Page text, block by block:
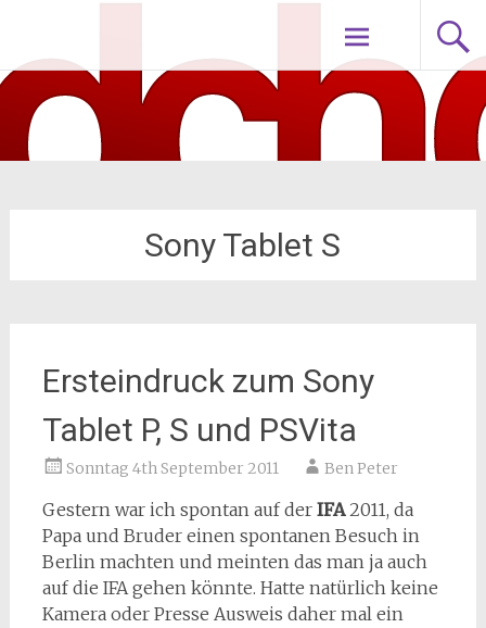
springen
Sony Tablet S
Ersteindruck zum Sony
Tablet P, S und PSVita
Sonntag 4th September 2011 Ben Peter
Gestern war ich spontan auf der IFA2011, da
Papa und Bruder einen spontanen Besuch in
Berlin machten und meinten das man ja auch
auf die IFA gehen könnte. Hatte natürlich keine
Kamera oder Presse Ausweis daher mal ein